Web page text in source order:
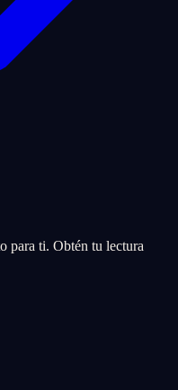
para ti. Obtén tu lectura